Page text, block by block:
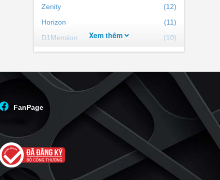
Zenity
(12)
Horizon
(11)
D1Mension
(10)
Chung cư Thế Hệ Mới
(9)
The Lancaster HCM
(5)
Sailing Tower
Vincom Center TP HCM
(3)
Indochina
Khu phức hợp One Central
(3)
Lancaster Legacy
(3)
The One Sài Gòn
(2)
Xem thêm
FanPage